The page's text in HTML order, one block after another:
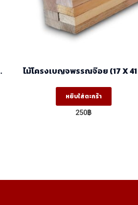
ไม้โครงเบญจพรรณจ๊อย (17 X
หยิบใส่ตะกร้า
250฿